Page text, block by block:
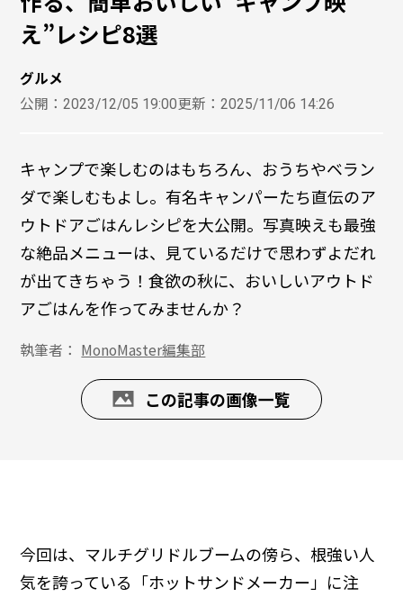
え”レシピ8選
グルメ
公開：2023/12/05 19:00更新：2025/11/06 14:26
キャンプで楽しむのはもちろん、おうちやベラン
ダで楽しむもよし。有名キャンパーたち直伝のア
ウトドアごはんレシピを大公開。写真映えも最強
な絶品メニューは、見ているだけで思わずよだれ
が出てきちゃう！食欲の秋に、おいしいアウトド
アごはんを作ってみませんか？
執筆者： MonoMaster編集部
この記事の画像一覧
今回は、マルチグリドルブームの傍ら、根強い人
気を誇っている「ホットサンドメーカー」に注